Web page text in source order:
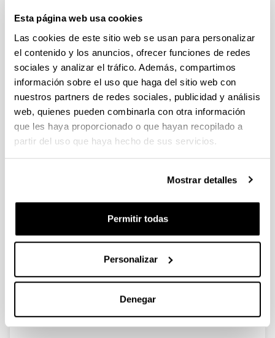
Esta página web usa cookies
Las cookies de este sitio web se usan para personalizar
el contenido y los anuncios, ofrecer funciones de redes
sociales y analizar el tráfico. Además, compartimos
información sobre el uso que haga del sitio web con
nuestros partners de redes sociales, publicidad y análisis
web, quienes pueden combinarla con otra información
que les haya proporcionado o que hayan recopilado a
partir del uso que haya hecho de sus servicios.
Mostrar detalles
Permitir todas
Personalizar
Denegar
Hiri-Historia
Del campo a la ciudad: la
urbanización del País Vasco
durante la primera industrialización
Autoría:
González Portilla, Manuel y Beascoechea Gangoiti,
2000
Haciendo Historia. Homenaje a M.ª Angeles Larrea.
Mieza, R. M. y Gracia, J. E. (eds.)
Página de inicio - Página de fin:
27 - 44
Bilbao, Universidad del País Vasco, Servicio Editorial